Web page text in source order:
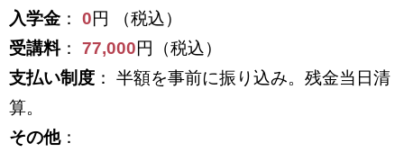
入学金 ： 0円 （税込）
受講料： 77,000円（税込）
支払い制度 ： 半額を事前に振り込み。残金当日清
算。
その他：